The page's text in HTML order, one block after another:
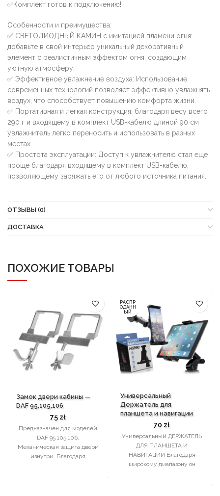
✅Комплект готов к подключению!
Особенности и преимущества:
✅ СВЕТОДИОДНЫЙ КАМИН с имитацией пламени огня:
добавьте в свой интерьер уникальный декоративный
элемент с реалистичным эффектом огня, создающим
уютную атмосферу.
✅ Эффективное увлажнение воздуха: Использование
современных технологий позволяет эффективно увлажнять
воздух, что способствует повышению комфорта жизни.
✅ Портативная и легкая конструкция: благодаря весу всего
290 г и входящему в комплект USB-кабелю длиной 90 см
увлажнитель легко переносить и использовать в разных
местах.
✅ Простота эксплуатации: Доступ к увлажнителю стал еще
проще благодаря входящему в комплект USB-кабелю,
позволяющему заряжать его от любого источника питания.
ОТЗЫВЫ (0)
ДОСТАВКА
ПОХОЖИЕ ТОВАРЫ
Замок двери кабины —
DAF 95,105,106
75 zł
Предназначен для моделей
DAF 95 105 106.
Механическая защита двери
изнутри. Благодаря
РАСПР
ОДАНН
ЫЙ
Универсальный
Держатель для
планшета и навигации
70 zł
Универсальный ДЕРЖАТЕЛЬ
ДЛЯ ПЛАНШЕТА И
НАВИГАЦИИ Благодаря
широкому диапазону он